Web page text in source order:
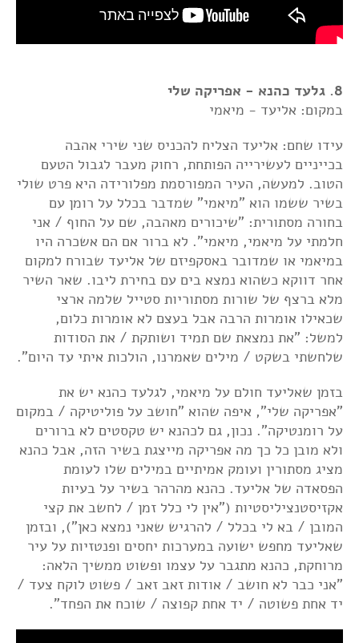
8. גלעד כהנא - אפריקה שלי
במקום: אליעד - מיאמי
עידו שחם: אליעד הצליח להכניס שני שירי אהבה
בכייניים לעשירייה הפותחת, רחוק מעבר לגבול הטעם
הטוב. למעשה, העיר המפורסמת מפלורידה היא פרט שולי
בשיר ששמו הוא "מיאמי" שמדבר בכלל על רומן עם
בחורה מסתורית: "שיכורים מאהבה, שם על החוף / אני
חלמתי על מיאמי, מיאמי". לא ברור אם הם אשכרה היו
במיאמי או שמדובר באסקפיזם של אליעד שבורח למקום
אחר דווקא כשהוא נמצא בים עם בחירת ליבו. שאר השיר
מלא ברצף של שורות מסתוריות סטייל שלמה ארצי
שכאילו אומרות הרבה אבל בעצם לא אומרות כלום,
למשל: "את נמצאת שם תמיד ושותקת / את הסודות
שלחשתי בשקט / מילים שאמרנו, הולכות איתי עד היום".
בזמן שאליעד חולם על מיאמי, לגלעד כהנא יש את
"אפריקה שלי", איפה שהוא "חושב על פוליטיקה / במקום
על רומנטיקה". נכון, גם לכהנא יש טקסטים לא ברורים
ולא מובן כל כך מה אפריקה מייצגת בשיר הזה, אבל כהנא
מציג מסתורין ועומק אמיתיים במילים שלו לעומת
הפסאדה של אליעד. כהנא מהרהר בשיר על בעיות
אקזיסטנציליסטיות ("אין לי כלל זמן / לחשב את קצי
המובן / בא לי בכלל / להרגיש שאני נמצא כאן"), ובזמן
שאליעד מחפש ישועה במערכות יחסים ופנטזיות על עיר
מרוחקת, כהנא מתגבר על עצמו ופשוט ממשיך הלאה:
"אני כבר לא חושב / אודות זאב זאב / פשוט לוקח צעד /
יד אחת פשוטה / יד אחת קפוצה / שוכח את הפחד".